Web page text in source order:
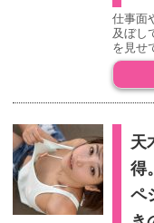
仕事面
及ぼし
を見せ
天
得
ペ